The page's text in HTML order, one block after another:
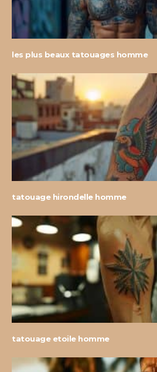
les plus beaux tatouages homme
tatouage hirondelle homme
tatouage etoile homme